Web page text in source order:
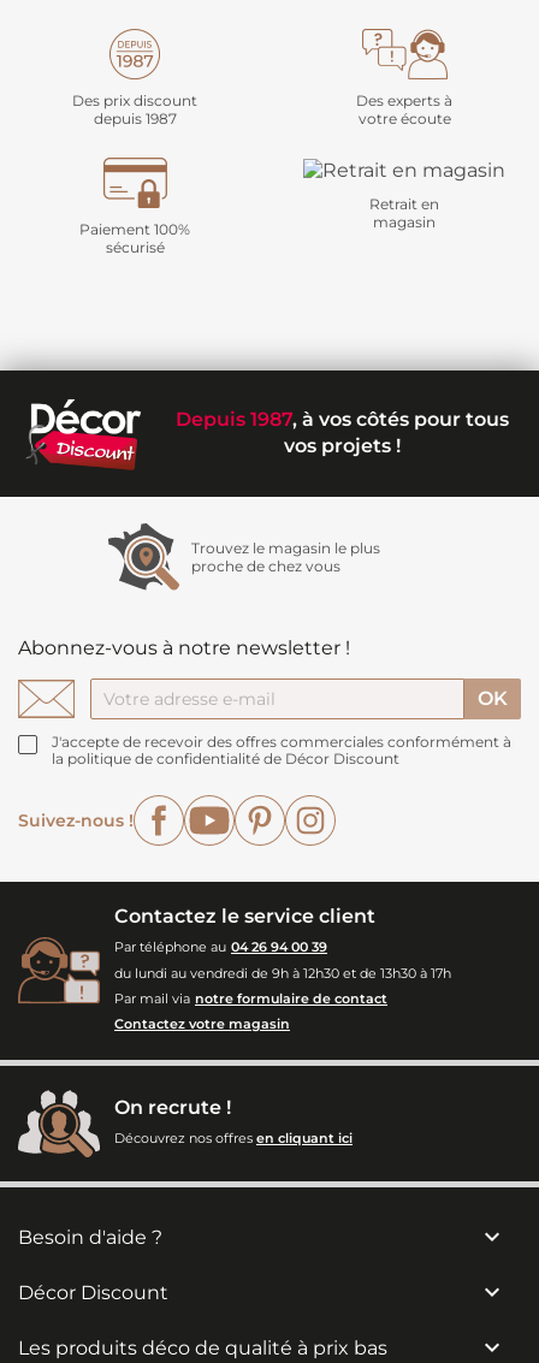
Des prix discount
depuis 1987
Des experts à
votre écoute
Paiement 100%
sécurisé
Retrait en
magasin
Depuis 1987, à vos côtés pour tous
vos projets !
Trouvez le magasin le plus
proche de chez vous
Abonnez-vous à notre newsletter !
J'accepte de recevoir des offres commerciales conformément à
la politique de confidentialité de Décor Discount
Suivez-nous !
FacebookYouTubePinterest
Contactez le service client
Par téléphone au 04 26 94 00 39
du lundi au vendredi de 9h à 12h30 et de 13h30 à 17h
Par mail via notre formulaire de contact
Contactez votre magasin
On recrute !
Découvrez nos offres en cliquant ici
Besoin d'aide ? 
Décor Discount 
Les produits déco de qualité à prix bas 